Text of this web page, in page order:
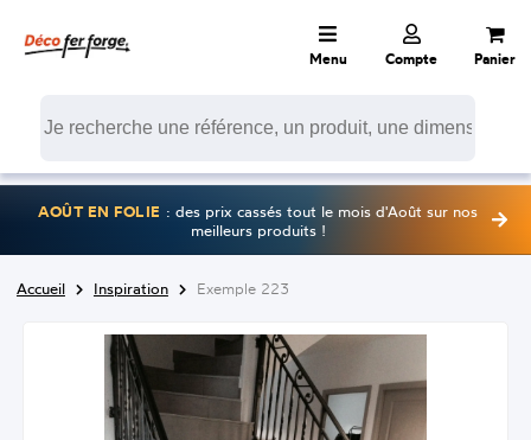
Menu Compte Panier
AOÛT EN FOLIE : des prix cassés tout le mois d'Août sur nos
meilleurs produits !
Accueil Inspiration Exemple 223